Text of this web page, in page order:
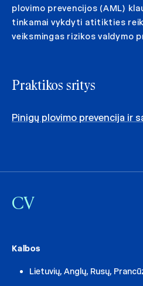
plovimo prevencijos (AML)
tinkamai vykdyti atitikties
veiksmingas rizikos valdymo
Praktikos sritys
Pinigų plovimo prevencija ir
CV
Kalbos
Lietuvių, Anglų, Rusų,